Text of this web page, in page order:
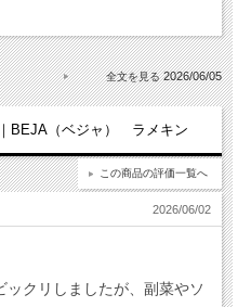
2026/06/05
BEJA（ベジャ） ラメキン
この商品の評価一覧へ
2026/06/02
クリしましたが、副菜やソ